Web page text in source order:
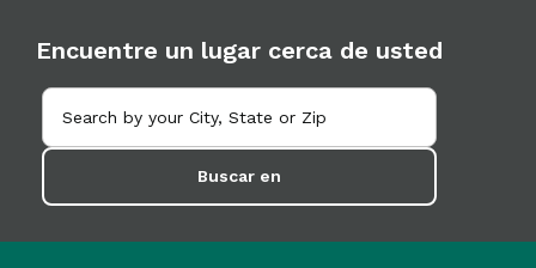
Encuentre un lugar cerca de usted
Buscar en